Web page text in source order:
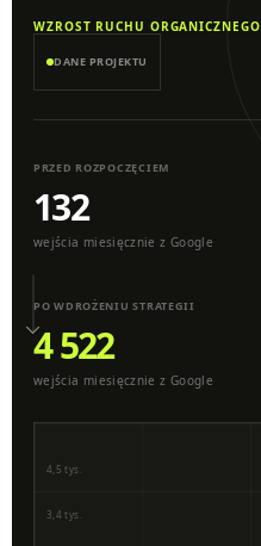
WZROST RUCHU ORGANICZNEGO
DANE PROJEKTU
PRZED ROZPOCZĘCIEM
132
wejścia miesięcznie z Google
PO WDROŻENIU STRATEGII
4 522
wejścia miesięcznie z Google
4,5 tys.
3,4 tys.